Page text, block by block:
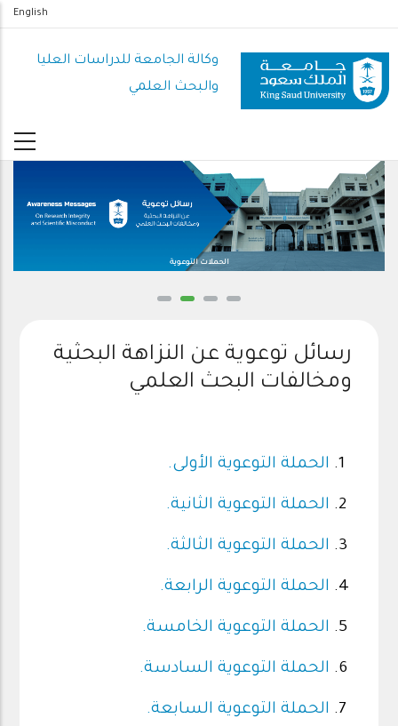
المحتوى
الرئيسي
English
وكالة الجامعة للدراسات العليا
والبحث العلمي
الحملات التوعوية
رسائل توعوية عن النزاهة البحثية
ومخالفات البحث العلمي
الحملة التوعوية الأولى.
الحملة التوعوية الثانية.
الحملة التوعوية الثالثة.
الحملة التوعوية الرابعة.
الحملة التوعوية الخامسة.
الحملة التوعوية السادسة.
الحملة التوعوية السابعة.